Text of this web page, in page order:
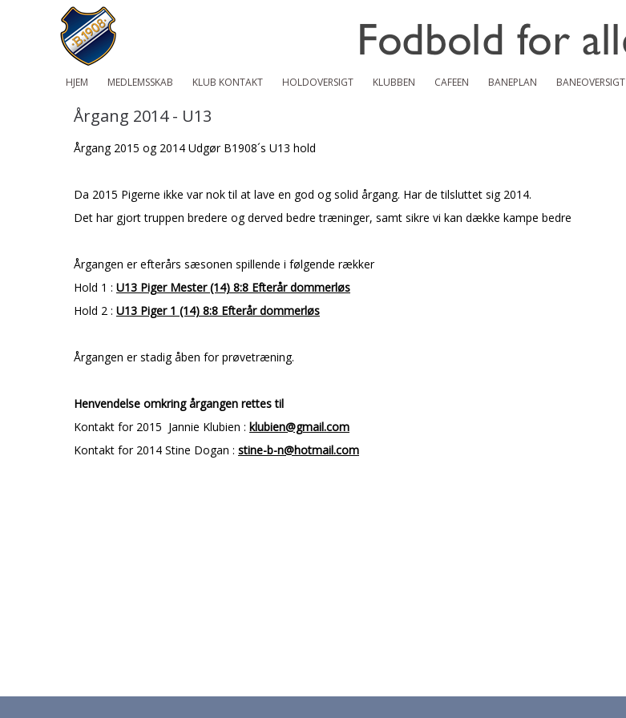
HJEM MEDLEMSSKAB KLUB KONTAKT HOLDOVERSIGT KLUBBEN CAFEEN BANEPLAN BANEOVERSIGT
Årgang 2014 - U13
Årgang 2015 og 2014 Udgør B1908´s U13 hold
Da 2015 Pigerne ikke var nok til at lave en god og solid årgang. Har de tilsluttet sig 2014.
Det har gjort truppen bredere og derved bedre træninger, samt sikre vi kan dække kampe bedre
Årgangen er efterårs sæsonen spillende i følgende rækker
Hold 1 : U13 Piger Mester (14) 8:8 Efterår dommerløs
Hold 2 : U13 Piger 1 (14) 8:8 Efterår dommerløs
Årgangen er stadig åben for prøvetræning.
Henvendelse omkring årgangen rettes til
Kontakt for 2015 Jannie Klubien : klubien@gmail.com
Kontakt for 2014 Stine Dogan : stine-b-n@hotmail.com